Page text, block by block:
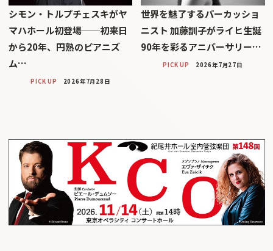
シモン・トルプチェスキがヤ
マハホール初登場──初来日
から20年、円熟のピアニズ
ム…
PICK UP 2026年7月28日
世界を魅了するパーカッショ
ニスト 加藤訓子がライヒ生誕
90年を彩るアニバーサリー…
PICK UP 2026年7月27日